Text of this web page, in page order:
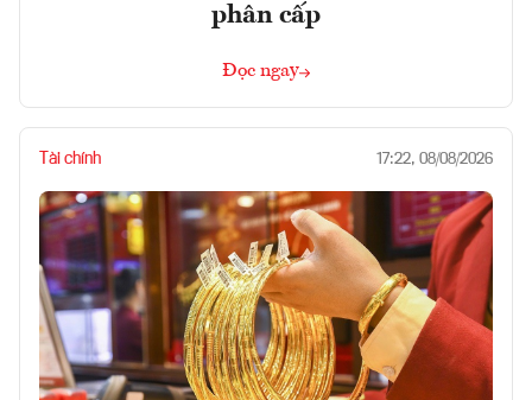
phân cấp
Đọc ngay
Tài chính 17:22, 08/08/2026